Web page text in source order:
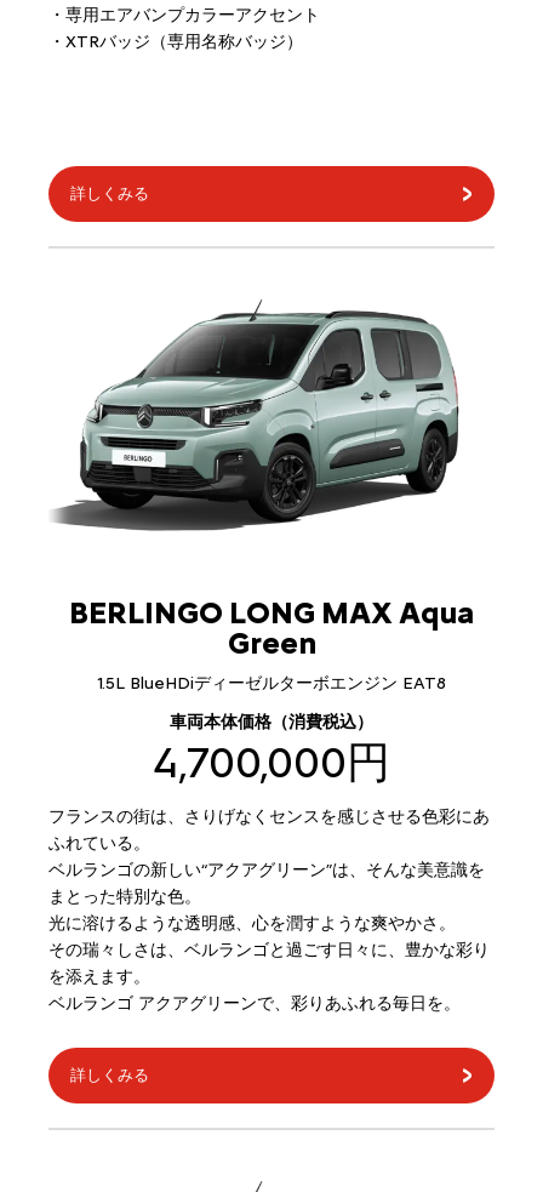
・専用エアバンプカラーアクセント
・XTRバッジ（専用名称バッジ）
詳しくみる
BERLINGO LONG MAX Aqua
Green
1.5L BlueHDiディーゼルターボエンジン EAT8
車両本体価格（消費税込）
4,700,000円
フランスの街は、さりげなくセンスを感じさせる色彩にあ
ふれている。
ベルランゴの新しい“アクアグリーン”は、そんな美意識を
まとった特別な色。
光に溶けるような透明感、心を潤すような爽やかさ。
その瑞々しさは、ベルランゴと過ごす日々に、豊かな彩り
を添えます。
ベルランゴ アクアグリーンで、彩りあふれる毎日を。
詳しくみる